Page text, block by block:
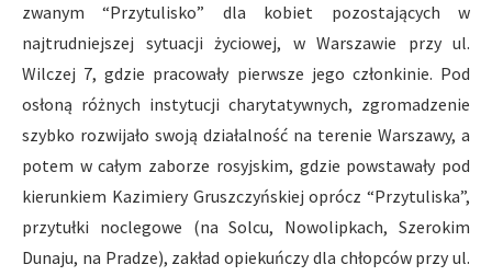
zwanym “Przytulisko” dla kobiet pozostających w
najtrudniejszej sytuacji życiowej, w Warszawie przy ul.
Wilczej 7, gdzie pracowały pierwsze jego członkinie. Pod
osłoną różnych instytucji charytatywnych, zgromadzenie
szybko rozwijało swoją działalność na terenie Warszawy, a
potem w całym zaborze rosyjskim, gdzie powstawały pod
kierunkiem Kazimiery Gruszczyńskiej oprócz “Przytuliska”,
przytułki noclegowe (na Solcu, Nowolipkach, Szerokim
Dunaju, na Pradze), zakład opiekuńczy dla chłopców przy ul.